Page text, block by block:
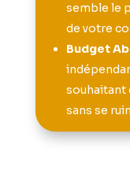
semble le
de votre
Budget
souhaitant
sans se